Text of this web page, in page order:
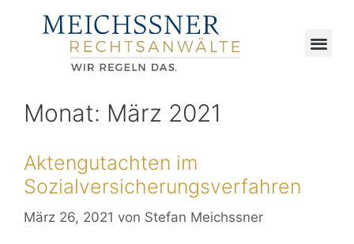
Monat: März 2021
Aktengutachten im
Sozialversicherungsverfahren
März 26, 2021 von Stefan Meichssner